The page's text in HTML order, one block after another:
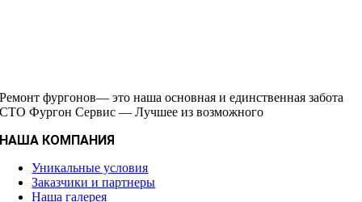
Ремонт фургонов— это наша основная и единственная забота
СТО Фургон Сервис — Лучшее из возможного
НАША КОМПАНИЯ
Уникальные условия
Заказчики и партнеры
Наша галерея